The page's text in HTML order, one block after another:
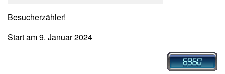
Besucherzähler!
Start am 9. Januar 2024